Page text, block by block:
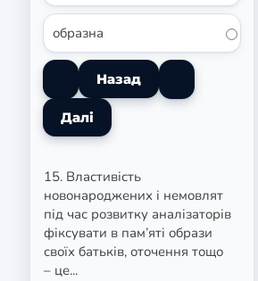
образна
15. Властивість
новонароджених і немовлят
під час розвитку аналізаторів
фіксувати в пам’яті образи
своїх батьків, оточення тощо
– це...